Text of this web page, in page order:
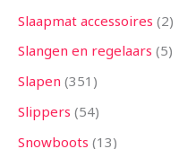
Slaapmat accessoires 2
Slangen en regelaars 5
Slapen 351
Slippers 54
Snowboots 13